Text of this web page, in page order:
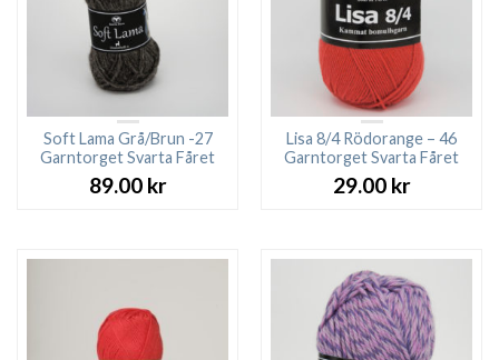
Soft Lama Grå/Brun -27
Garntorget Svarta Fåret
89.00 kr
Lisa 8/4 Rödorange – 46
Garntorget Svarta Fåret
29.00 kr